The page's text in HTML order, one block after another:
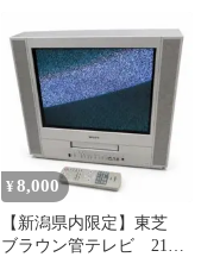
¥ 8,000
【新潟県内限定】東芝
ブラウン管テレビ 21